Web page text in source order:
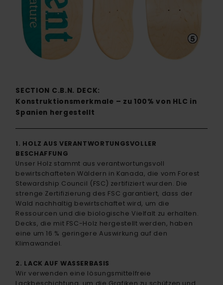
SECTION C.B.N. DECK:
Konstruktionsmerkmale – zu 100% von HLC in
Spanien hergestellt
1. HOLZ AUS VERANTWORTUNGSVOLLER
BESCHAFFUNG
Unser Holz stammt aus verantwortungsvoll
bewirtschafteten Wäldern in Kanada, die vom Forest
Stewardship Council (FSC) zertifiziert wurden. Die
strenge Zertifizierung des FSC garantiert, dass der
Wald nachhaltig bewirtschaftet wird, um die
Ressourcen und die biologische Vielfalt zu erhalten.
Decks, die mit FSC-Holz hergestellt werden, haben
eine um 16 % geringere Auswirkung auf den
Klimawandel.
2. LACK AUF WASSERBASIS
Wir verwenden eine lösungsmittelfreie
Lackbeschichtung, um die Grafiken zu schützen und